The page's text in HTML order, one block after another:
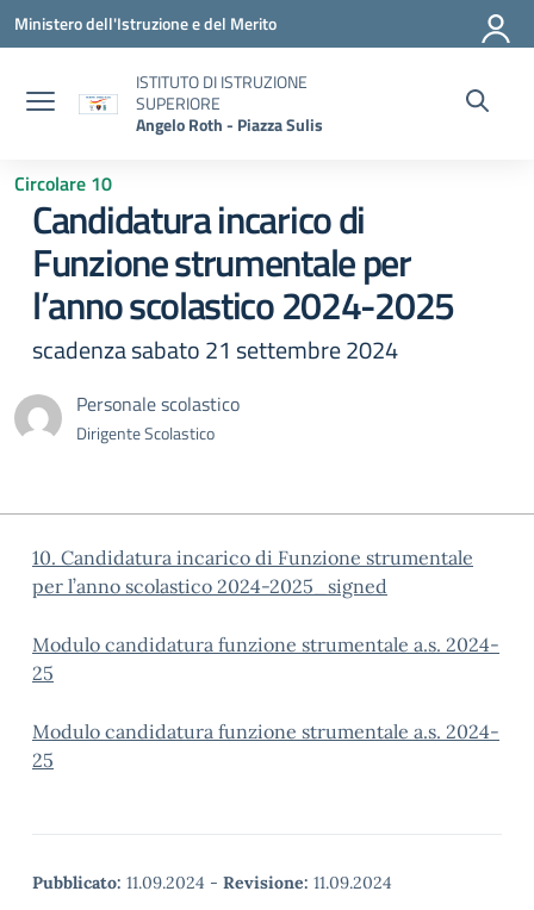
Vai ai contenuti
Vai al menu di navigazione
Vai al footer
Ministero dell'Istruzione e del Merito
ISTITUTO DI ISTRUZIONE
SUPERIORE
Angelo Roth - Piazza Sulis
Circolare 10
Candidatura incarico di
Funzione strumentale per
l’anno scolastico 2024-2025
scadenza sabato 21 settembre 2024
Personale scolastico
Dirigente Scolastico
10. Candidatura incarico di Funzione strumentale
per l’anno scolastico 2024-2025_signed
Modulo candidatura funzione strumentale a.s. 2024-
25
Modulo candidatura funzione strumentale a.s. 2024-
25
Pubblicato: 11.09.2024 - Revisione: 11.09.2024